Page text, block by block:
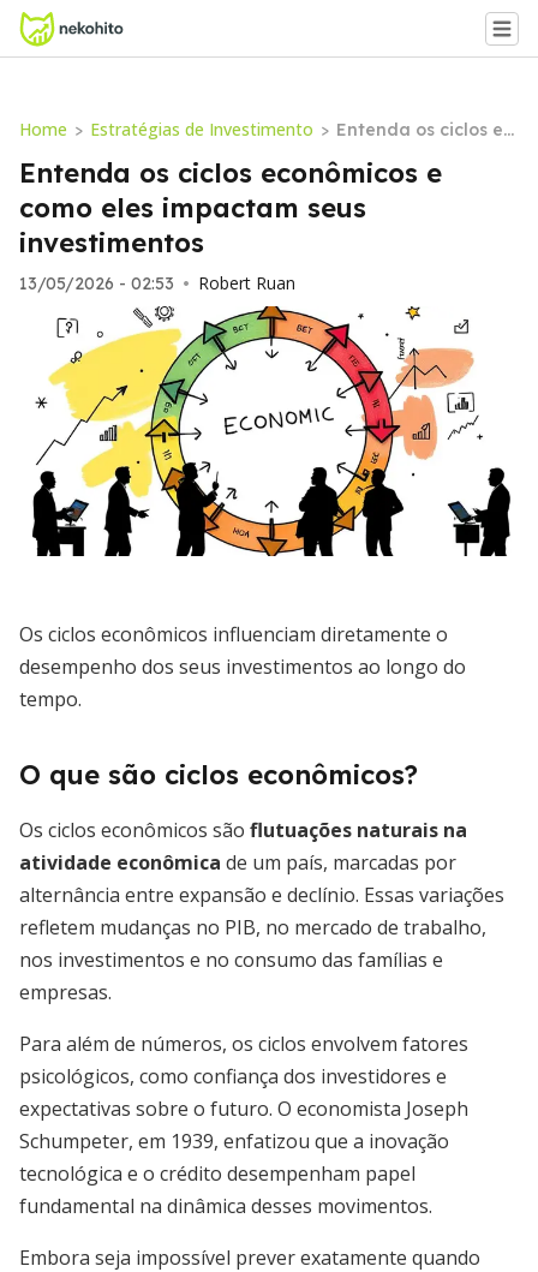
Home > Estratégias de Investimento > Entenda os ciclos ec
onômicos e como ele
s impactam seus inv
estimentos
Entenda os ciclos econômicos e
como eles impactam seus
investimentos
13/05/2026 - 02:53 • Robert Ruan
Os ciclos econômicos influenciam diretamente o
desempenho dos seus investimentos ao longo do
tempo.
O que são ciclos econômicos?
Os ciclos econômicos são flutuações naturais na
atividade econômica de um país, marcadas por
alternância entre expansão e declínio. Essas variações
refletem mudanças no PIB, no mercado de trabalho,
nos investimentos e no consumo das famílias e
empresas.
Para além de números, os ciclos envolvem fatores
psicológicos, como confiança dos investidores e
expectativas sobre o futuro. O economista Joseph
Schumpeter, em 1939, enfatizou que a inovação
tecnológica e o crédito desempenham papel
fundamental na dinâmica desses movimentos.
Embora seja impossível prever exatamente quando